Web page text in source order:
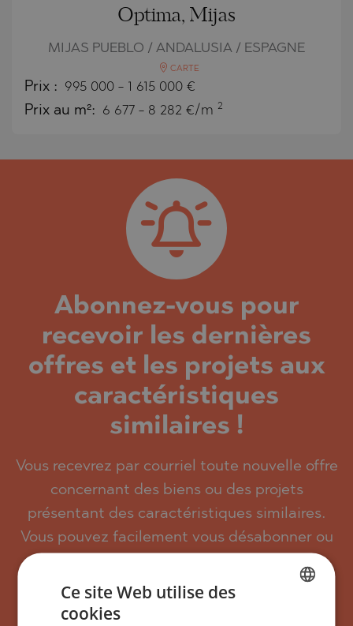
Optima, Mijas
MIJAS PUEBLO / ANDALUSIA / ESPAGNE
CARTE
Prix : 995 000 - 1 615 000 €
Prix au m²: 6 677 - 8 282 €/m 2
Abonnez-vous pour
recevoir les dernières
offres et les projets aux
caractéristiques
similaires !
Vous recevrez par courriel toute nouvelle offre
concernant des biens ou des projets
présentant des caractéristiques similaires.
Vous pouvez facilement vous désabonner ou
Ce site Web utilise des
cookies